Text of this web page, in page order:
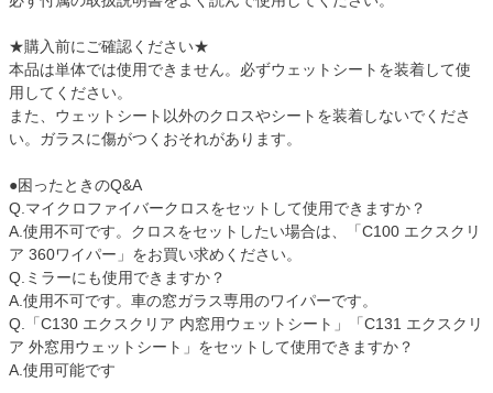
★購入前にご確認ください★
本品は単体では使用できません。必ずウェットシートを装着して使
用してください。
また、ウェットシート以外のクロスやシートを装着しないでくださ
い。ガラスに傷がつくおそれがあります。
●困ったときのQ&A
Q.マイクロファイバークロスをセットして使用できますか？
A.使用不可です。クロスをセットしたい場合は、「C100 エクスクリ
ア 360ワイパー」をお買い求めください。
Q.ミラーにも使用できますか？
A.使用不可です。車の窓ガラス専用のワイパーです。
Q.「C130 エクスクリア 内窓用ウェットシート」「C131 エクスクリ
ア 外窓用ウェットシート」をセットして使用できますか？
A.使用可能です